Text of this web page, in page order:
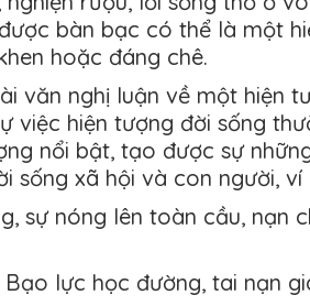
bàn bạc có thể là một
hoặc đáng chê.
văn nghị luận về một hiện
việc hiện tượng đời sống
nổi bật, tạo được sự
sống xã hội và con người, ví
sự nóng lên toàn cầu, nạn
Bạo lực học đường, tai nạn